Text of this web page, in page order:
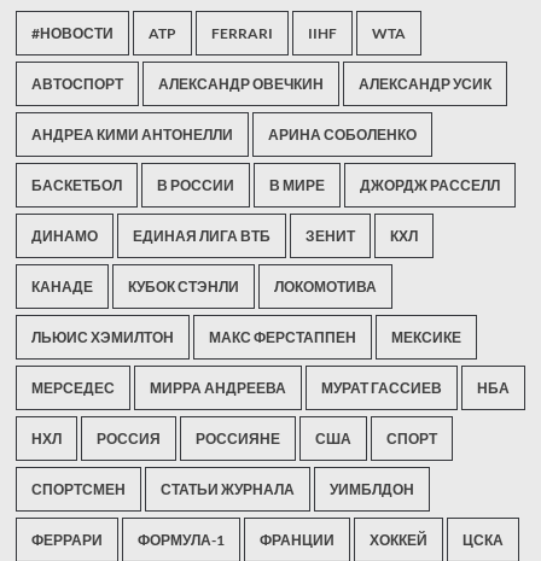
#НОВОСТИ ATP FERRARI IIHF WTA
АВТОСПОРТ АЛЕКСАНДР ОВЕЧКИН АЛЕКСАНДР УСИК
АНДРЕА КИМИ АНТОНЕЛЛИ АРИНА СОБОЛЕНКО
БАСКЕТБОЛ В РОССИИ В МИРЕ ДЖОРДЖ РАССЕЛЛ
ДИНАМО ЕДИНАЯ ЛИГА ВТБ ЗЕНИТ КХЛ
КАНАДЕ КУБОК СТЭНЛИ ЛОКОМОТИВА
ЛЬЮИС ХЭМИЛТОН МАКС ФЕРСТАППЕН МЕКСИКЕ
МЕРСЕДЕС МИРРА АНДРЕЕВА МУРАТ ГАССИЕВ НБА
НХЛ РОССИЯ РОССИЯНЕ США СПОРТ
СПОРТСМЕН СТАТЬИ ЖУРНАЛА УИМБЛДОН
ФЕРРАРИ ФОРМУЛА-1 ФРАНЦИИ ХОККЕЙ ЦСКА